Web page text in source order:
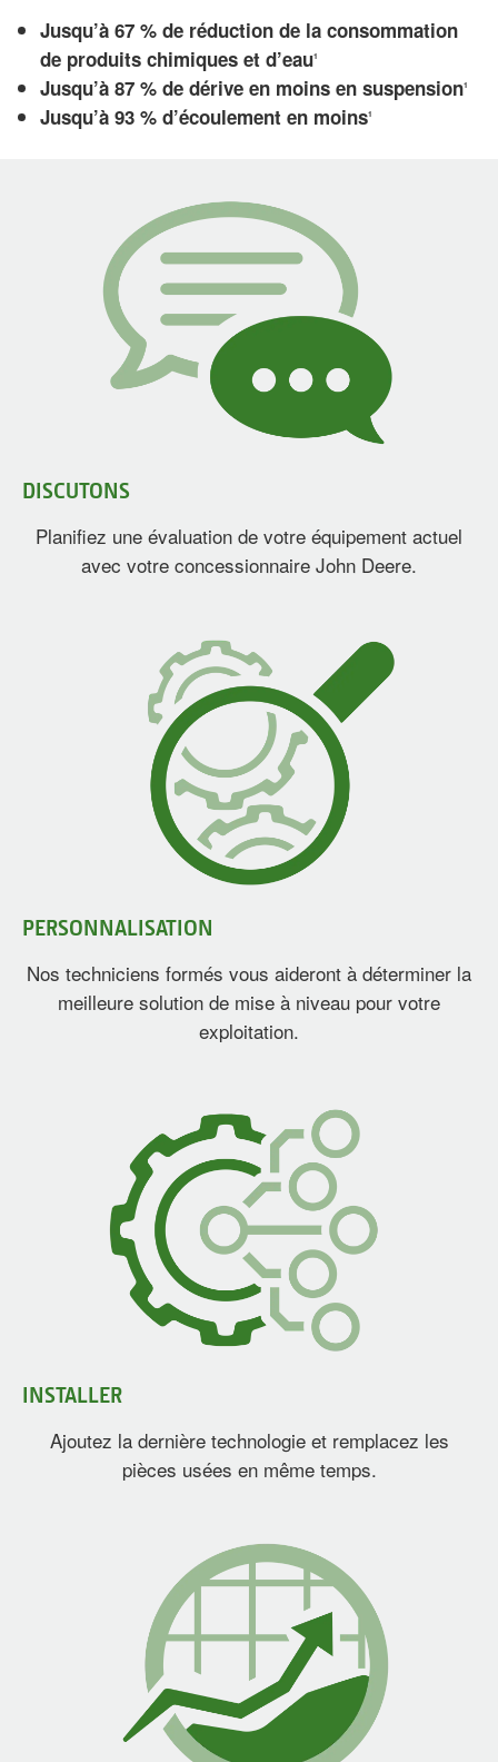
Jusqu’à 67 % de réduction de la consommation
de produits chimiques et d’eau1
Jusqu’à 87 % de dérive en moins en suspension1
Jusqu’à 93 % d’écoulement en moins1
DISCUTONS
Planifiez une évaluation de votre équipement actuel
avec votre concessionnaire John Deere.
PERSONNALISATION
Nos techniciens formés vous aideront à déterminer la
meilleure solution de mise à niveau pour votre
exploitation.
INSTALLER
Ajoutez la dernière technologie et remplacez les
pièces usées en même temps.